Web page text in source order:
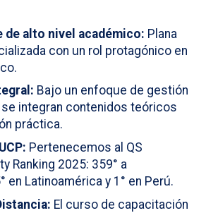
de alto nivel académico: Plana
con un rol protagónico en
Bajo un enfoque de gestión
integran contenidos teóricos
práctica.
Pertenecemos al QS
Ranking 2025: 359° a
en Latinoamérica y 1° en Perú.
El curso de capacitación